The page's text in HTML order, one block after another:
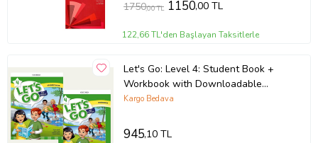
1750,00 TL 1150,00 TL
122,66 TL'den Başlayan Taksitlerle
Let's Go: Level 4: Student Book +
Workbook with Downloadable
Audios
Kargo Bedava
945,10 TL